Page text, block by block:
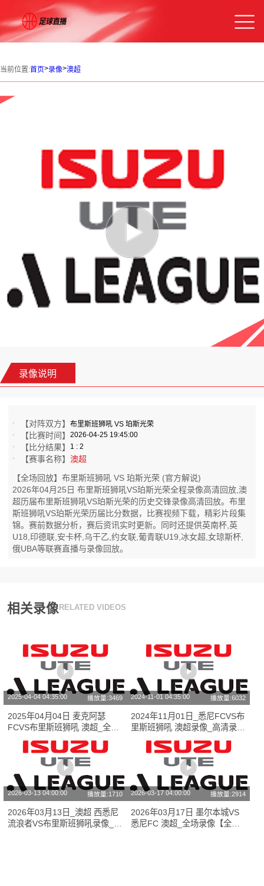
当前位置:首页>录像>澳超
录像说明
【对阵双方】布里斯班狮吼 VS 珀斯光荣
【比赛时间】2026-04-25 19:45:00
【比分结果】 1 : 2
【赛事名称】澳超
【全场回放】布里斯班狮吼 VS 珀斯光荣 (官方解说)
2026年04月25日 布里斯班狮吼VS珀斯光荣全程录像高清回放,澳
超历届布里斯班狮吼VS珀斯光荣的历史交锋录像高清回放。布里
斯班狮吼VS珀斯光荣历届比分数据，比赛视频下载，精彩片段集
锦。赛前数据分析，赛后资讯实时更新。同时还提供英南杯,英
U18,印德联,安卡杯,乌干乙,约女联,葡青联U19,冰女超,女琼斯杯,
俄UBA等联赛直播与录像回放。
相关录像 RELATED VIDEOS
2025-04-04 04:35:00 播放量:3469
2025年04月04日 麦克阿瑟
FCVS布里斯班狮吼 澳超_全场
录像【视频集锦】
2024-11-01 04:35:00 播放量:6032
2024年11月01日_悉尼FCVS布
里斯班狮吼 澳超录像_高清录像
【全场回放】
2026-03-13 04:00:00 播放量:1710
2026年03月13日_澳超 西悉尼
流浪者VS布里斯班狮吼录像_全
2026-03-17 04:00:00 播放量:2914
2026年03月17日 墨尔本城VS
悉尼FC 澳超_全场录像【全场